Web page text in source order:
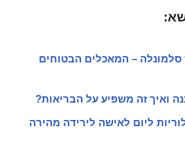
– המאכלים הבטוחים
ואיך זה משפיע על הבריאות?
דיאטה 1500 קלוריות ליום לאישה לירידה מהירה